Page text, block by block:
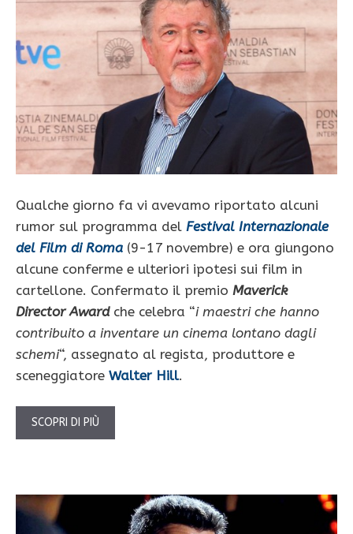
Qualche giorno fa vi avevamo riportato alcuni
rumor sul programma del Festival Internazionale
del Film di Roma (9-17 novembre) e ora giungono
alcune conferme e ulteriori ipotesi sui film in
cartellone. Confermato il premio Maverick
Director Awardche celebra “i maestri che hanno
contribuito a inventare un cinema lontano dagli
schemi“, assegnato al regista, produttore e
sceneggiatore Walter Hill.
SCOPRI DI PIÙ